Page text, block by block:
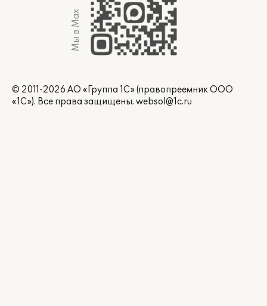
Мы в Max
© 2011-2026 АО «Группа 1С» (правопреемник ООО
«1С»). Все права защищены. websol@1c.ru